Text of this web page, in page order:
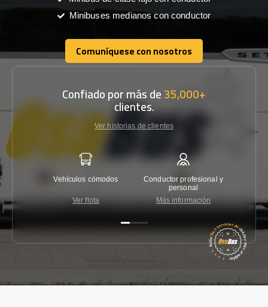
Minibuses medianos con conductor
Comuníquese con nosotros
Comuníquese con nosotros
Confiado por más de35,000+
clientes.
Ver historias de clientes
Vehículos cómodos
Ver flota
Conductor profesional y
personal
Más información